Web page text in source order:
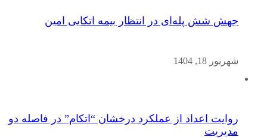
جهش شش پله‌ای در انتظار بیمه اتکایی امین
شهریور 18, 1404
روایت اعداد از عملکرد درخشان “اتکام” در فاصله دو
مدیریت